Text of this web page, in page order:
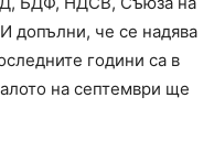
допълни, че се надява
години са в
на септември ще